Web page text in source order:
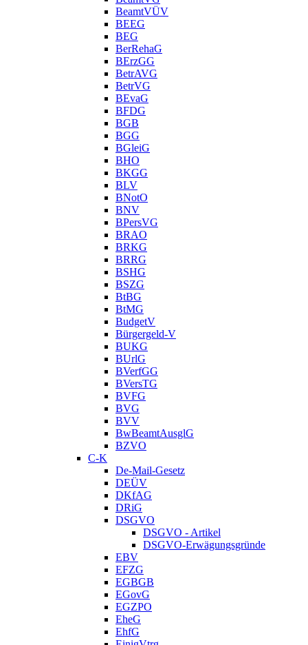
BeamtVÜV
BEEG
BEG
BerRehaG
BErzGG
BetrAVG
BetrVG
BEvaG
BFDG
BGB
BGG
BGleiG
BHO
BKGG
BLV
BNotO
BNV
BPersVG
BRAO
BRKG
BRRG
BSHG
BSZG
BtBG
BtMG
BudgetV
Bürgergeld-V
BUKG
BUrlG
BVerfGG
BVersTG
BVFG
BVG
BVV
BwBeamtAusglG
BZVO
C-K
De-Mail-Gesetz
DEÜV
DKfAG
DRiG
DSGVO
DSGVO - Artikel
DSGVO-Erwägungsgründe
EBV
EFZG
EGBGB
EGovG
EGZPO
EheG
EhfG